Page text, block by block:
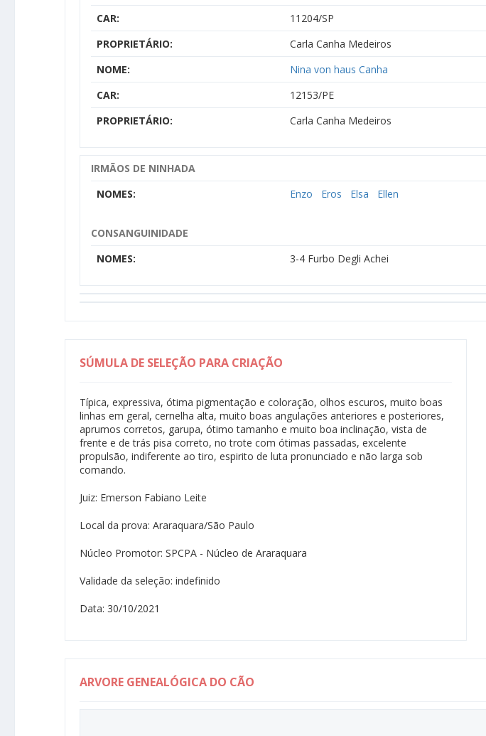
CAR:
11204/SP
PROPRIETÁRIO:
Carla Canha Medeiros
NOME:
Nina von haus Canha
CAR:
12153/PE
PROPRIETÁRIO:
Carla Canha Medeiros
IRMÃOS DE NINHADA
NOMES:
Enzo Eros Elsa Ellen
CONSANGUINIDADE
NOMES:
3-4 Furbo Degli Achei
SÚMULA DE SELEÇÃO PARA CRIAÇÃO
Típica, expressiva, ótima pigmentação e coloração, olhos escuros, muito boas
linhas em geral, cernelha alta, muito boas angulações anteriores e posteriores,
aprumos corretos, garupa, ótimo tamanho e muito boa inclinação, vista de
frente e de trás pisa correto, no trote com ótimas passadas, excelente
propulsão, indiferente ao tiro, espirito de luta pronunciado e não larga sob
comando.
Juiz: Emerson Fabiano Leite
Local da prova: Araraquara/São Paulo
Núcleo Promotor: SPCPA - Núcleo de Araraquara
Validade da seleção: indefinido
Data: 30/10/2021
ARVORE GENEALÓGICA DO CÃO